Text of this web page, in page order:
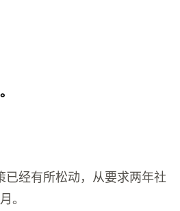
已经有所松动，从要求两年社
。